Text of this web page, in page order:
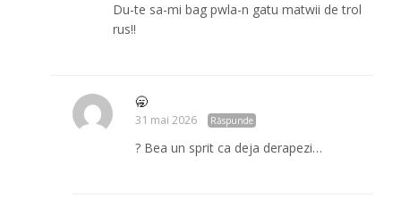
Du-te sa-mi bag pwla-n gatu matwii de trol
rus!!
🥱
31 mai 2026 Răspunde
? Bea un sprit ca deja derapezi…